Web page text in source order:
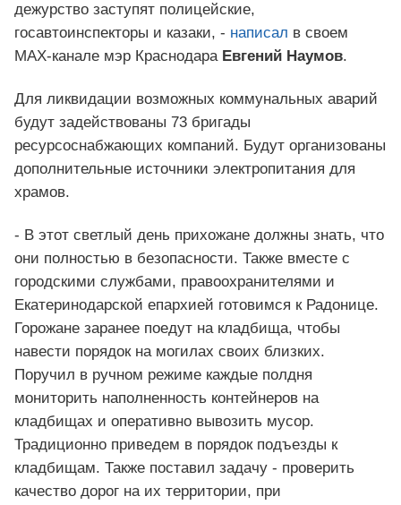
дежурство заступят полицейские,
госавтоинспекторы и казаки, - написал в своем
MAX-канале мэр Краснодара Евгений Наумов.
Для ликвидации возможных коммунальных аварий
будут задействованы 73 бригады
ресурсоснабжающих компаний. Будут организованы
дополнительные источники электропитания для
храмов.
- В этот светлый день прихожане должны знать, что
они полностью в безопасности. Также вместе с
городскими службами, правоохранителями и
Екатеринодарской епархией готовимся к Радонице.
Горожане заранее поедут на кладбища, чтобы
навести порядок на могилах своих близких.
Поручил в ручном режиме каждые полдня
мониторить наполненность контейнеров на
кладбищах и оперативно вывозить мусор.
Традиционно приведем в порядок подъезды к
кладбищам. Также поставил задачу - проверить
качество дорог на их территории, при